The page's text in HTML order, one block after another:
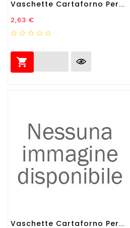
Vaschette Cartaforno Per...
Prezzo
2,63 €

Vaschette Cartaforno Per...